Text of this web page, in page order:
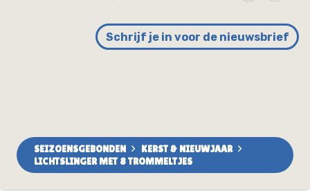
Schrijf je in voor de nieuwsbrief
SEIZOENSGEBONDEN
KERST & NIEUWJAAR
LICHTSLINGER MET 8 TROMMELTJES